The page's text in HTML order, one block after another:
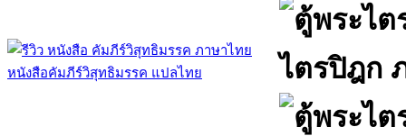
หนังสือคัมภีร์วิสุทธิมรรค แปลไทย